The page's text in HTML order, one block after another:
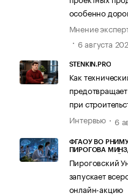
особенно
Мнение
6 августа
STENKIN.PRO
Как
при
Интервью
6
ФГАОУ ВО
ПИРОГОВА
Пироговский
запускает
онлайн-акцию